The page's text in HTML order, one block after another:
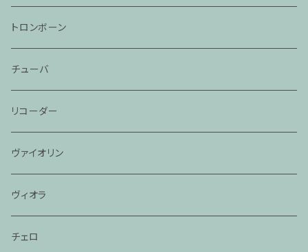
トロンボーン
チューバ
リコーダー
ヴァイオリン
ヴィオラ
チェロ